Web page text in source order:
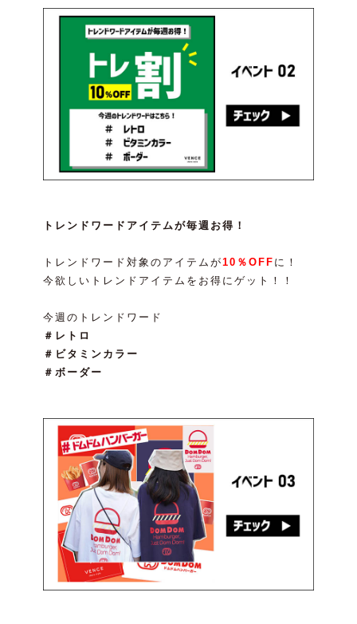
トレンドワードアイテムが毎週お得！
トレンドワード対象のアイテムが10％OFF に！
今欲しいトレンドアイテムをお得にゲット！！
今週のトレンドワード
＃レトロ
＃ビタミンカラー
＃ボーダー